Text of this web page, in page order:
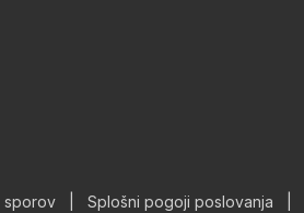
sporov Splošni pogoji poslovanja